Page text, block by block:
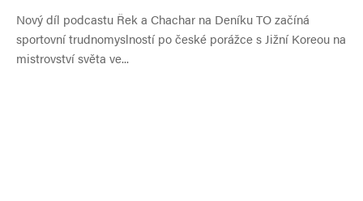
Nový díl podcastu Řek a Chachar na Deníku TO začíná
sportovní trudnomyslností po české porážce s Jižní Koreou na
mistrovství světa ve...